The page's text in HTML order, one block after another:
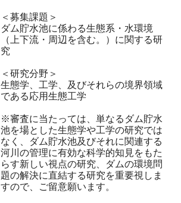
＜募集課題＞
ダム貯水池に係わる生態系・水環境
（上下流・周辺を含む。）に関する研
究
＜研究分野＞
生態学、工学、及びそれらの境界領域
である応用生態工学
※審査に当たっては、単なるダム貯水
池を場とした生態学や工学の研究では
なく、ダム貯水池及びそれに関連する
河川の管理に有効な科学的知見をもた
らす新しい視点の研究、ダムの環境問
題の解決に直結する研究を重要視しま
すので、ご留意願います。